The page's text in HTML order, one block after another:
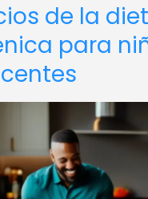
de la
para